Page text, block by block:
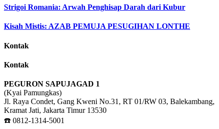
Strigoi Romania: Arwah Penghisap Darah dari Kubur
Kisah Mistis: AZAB PEMUJA PESUGIHAN LONTHE
Kontak
Kontak
PEGURON SAPUJAGAD 1
(Kyai Pamungkas)
Jl. Raya Condet, Gang Kweni No.31, RT 01/RW 03, Balekambang,
Kramat Jati, Jakarta Timur 13530
☎️ 0812-1314-5001